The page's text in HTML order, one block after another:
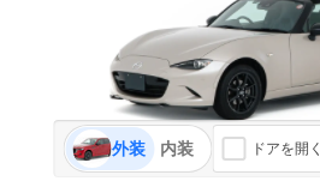
外装 内装 ドアを開く